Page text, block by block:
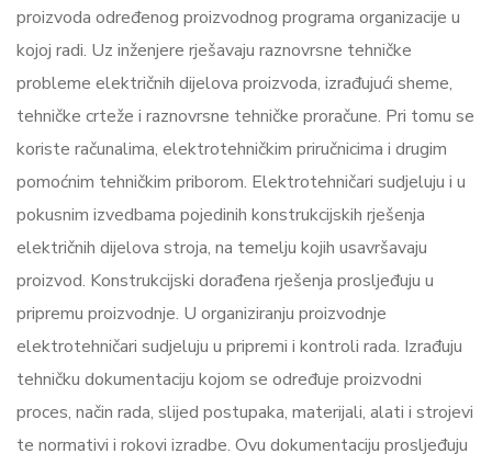
proizvoda određenog proizvodnog programa organizacije u
kojoj radi. Uz inženjere rješavaju raznovrsne tehničke
probleme električnih dijelova proizvoda, izrađujući sheme,
tehničke crteže i raznovrsne tehničke proračune. Pri tomu se
koriste računalima, elektrotehničkim priručnicima i drugim
pomoćnim tehničkim priborom. Elektrotehničari sudjeluju i u
pokusnim izvedbama pojedinih konstrukcijskih rješenja
električnih dijelova stroja, na temelju kojih usavršavaju
proizvod. Konstrukcijski dorađena rješenja prosljeđuju u
pripremu proizvodnje. U organiziranju proizvodnje
elektrotehničari sudjeluju u pripremi i kontroli rada. Izrađuju
tehničku dokumentaciju kojom se određuje proizvodni
proces, način rada, slijed postupaka, materijali, alati i strojevi
te normativi i rokovi izradbe. Ovu dokumentaciju prosljeđuju